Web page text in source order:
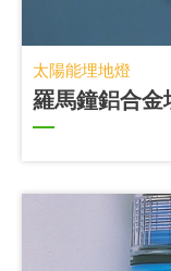
太陽能埋地燈
羅馬鐘鋁合金